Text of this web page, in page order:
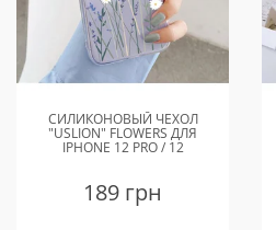
СИЛИКОНОВЫЙ ЧЕХОЛ
"USLION" FLOWERS ДЛЯ
IPHONE 12 PRO / 12
189 грн